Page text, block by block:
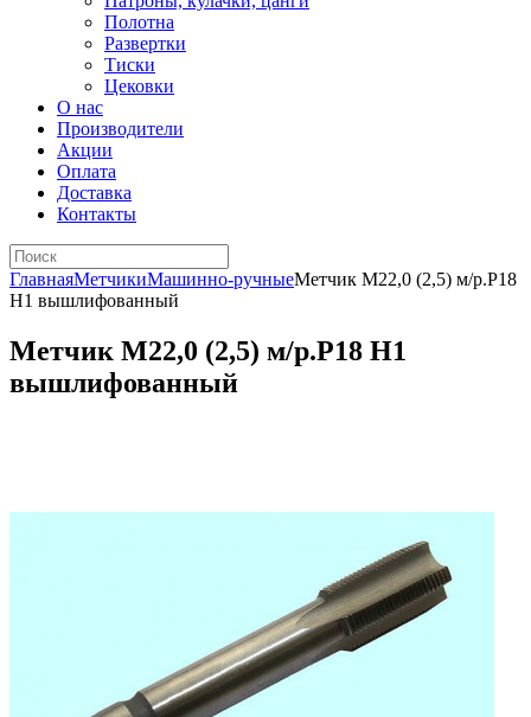
Полотна
Развертки
Тиски
Цековки
О нас
Производители
Акции
Оплата
Доставка
Контакты
ГлавнаяМетчикиМашинно-ручныеМетчик М22,0 (2,5) м/р.Р18
H1 вышлифованный
Метчик М22,0 (2,5) м/р.Р18 H1
вышлифованный